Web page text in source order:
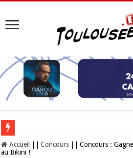
Les Nocturnes de la Cité de l’espace 2026 :
Accueil Concours
Concours :
au Bikini !